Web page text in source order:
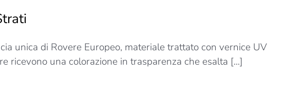
unica di Rovere Europeo, materiale trattato con vernice UV
ricevono una colorazione in trasparenza che esalta [...]